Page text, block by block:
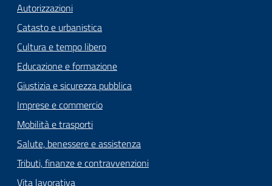
Autorizzazioni
Catasto e urbanistica
Cultura e tempo libero
Educazione e formazione
Giustizia e sicurezza pubblica
Imprese e commercio
Mobilità e trasporti
Salute, benessere e assistenza
Tributi, finanze e contravvenzioni
Vita lavorativa